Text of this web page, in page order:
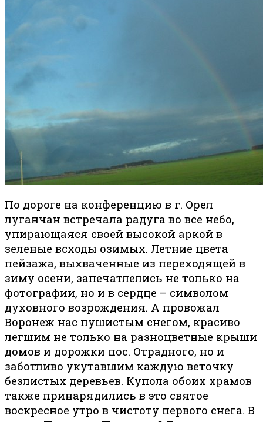
По дороге на конференцию в г. Орел
луганчан встречала радуга во все небо,
упирающаяся своей высокой аркой в
зеленые всходы озимых. Летние цвета
пейзажа, выхваченные из переходящей в
зиму осени, запечатлелись не только на
фотографии, но и в сердце – символом
духовного возрождения. А провожал
Воронеж нас пушистым снегом, красиво
легшим не только на разноцветные крыши
домов и дорожки пос. Отрадного, но и
заботливо укутавшим каждую веточку
безлистых деревьев. Купола обоих храмов
также принарядились в это святое
воскресное утро в чистоту первого снега. В